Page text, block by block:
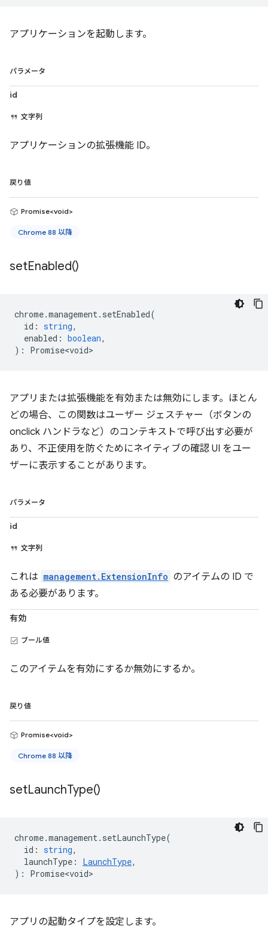
アプリケーションを起動します。
パラメータ
id
文字列
アプリケーションの拡張機能 ID。
戻り値
Promise<void>
Chrome 88 以降
setEnabled()
chrome.management. setEnabled(
id : string,
enabled : boolean,
) : Promise<void>
アプリまたは拡張機能を有効または無効にします。ほとん
どの場合、この関数はユーザー ジェスチャー（ボタンの
onclick ハンドラなど）のコンテキストで呼び出す必要が
あり、不正使用を防ぐためにネイティブの確認 UI をユー
ザーに表示することがあります。
パラメータ
id
文字列
これは management.ExtensionInfo のアイテムの ID で
ある必要があります。
有効
ブール値
このアイテムを有効にするか無効にするか。
戻り値
Promise<void>
Chrome 88 以降
setLaunchType()
chrome.management. setLaunchType(
id : string,
launchType : LaunchType,
) : Promise<void>
アプリの起動タイプを設定します。